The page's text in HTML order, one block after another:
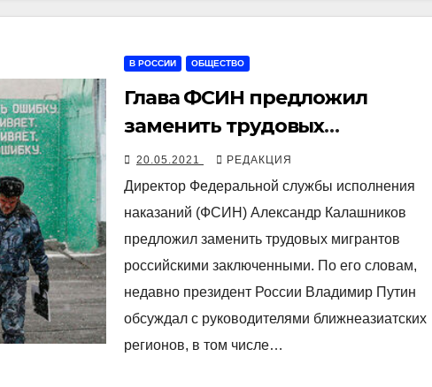
В РОССИИ ОБЩЕСТВО
Глава ФСИН предложил
заменить трудовых
мигрантов российскими
заключенными
20.05.2021 РЕДАКЦИЯ
Директор Федеральной службы исполнения
наказаний (ФСИН) Александр Калашников
предложил заменить трудовых мигрантов
российскими заключенными. По его словам,
недавно президент России Владимир Путин
обсуждал с руководителями ближнеазиатских
регионов, в том числе…